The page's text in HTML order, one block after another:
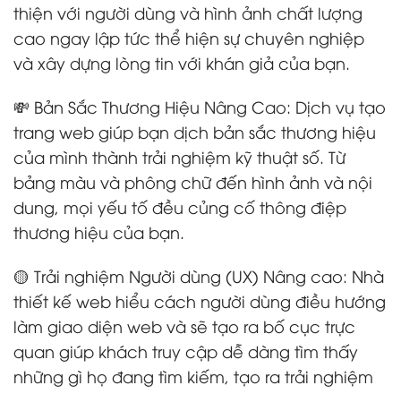
thiện với người dùng và hình ảnh chất lượng
cao ngay lập tức thể hiện sự chuyên nghiệp
và xây dựng lòng tin với khán giả của bạn.
💸 Bản Sắc Thương Hiệu Nâng Cao: Dịch vụ tạo
trang web giúp bạn dịch bản sắc thương hiệu
của mình thành trải nghiệm kỹ thuật số. Từ
bảng màu và phông chữ đến hình ảnh và nội
dung, mọi yếu tố đều củng cố thông điệp
thương hiệu của bạn.
🟡 Trải nghiệm Người dùng (UX) Nâng cao: Nhà
thiết kế web hiểu cách người dùng điều hướng
làm giao diện web và sẽ tạo ra bố cục trực
quan giúp khách truy cập dễ dàng tìm thấy
những gì họ đang tìm kiếm, tạo ra trải nghiệm